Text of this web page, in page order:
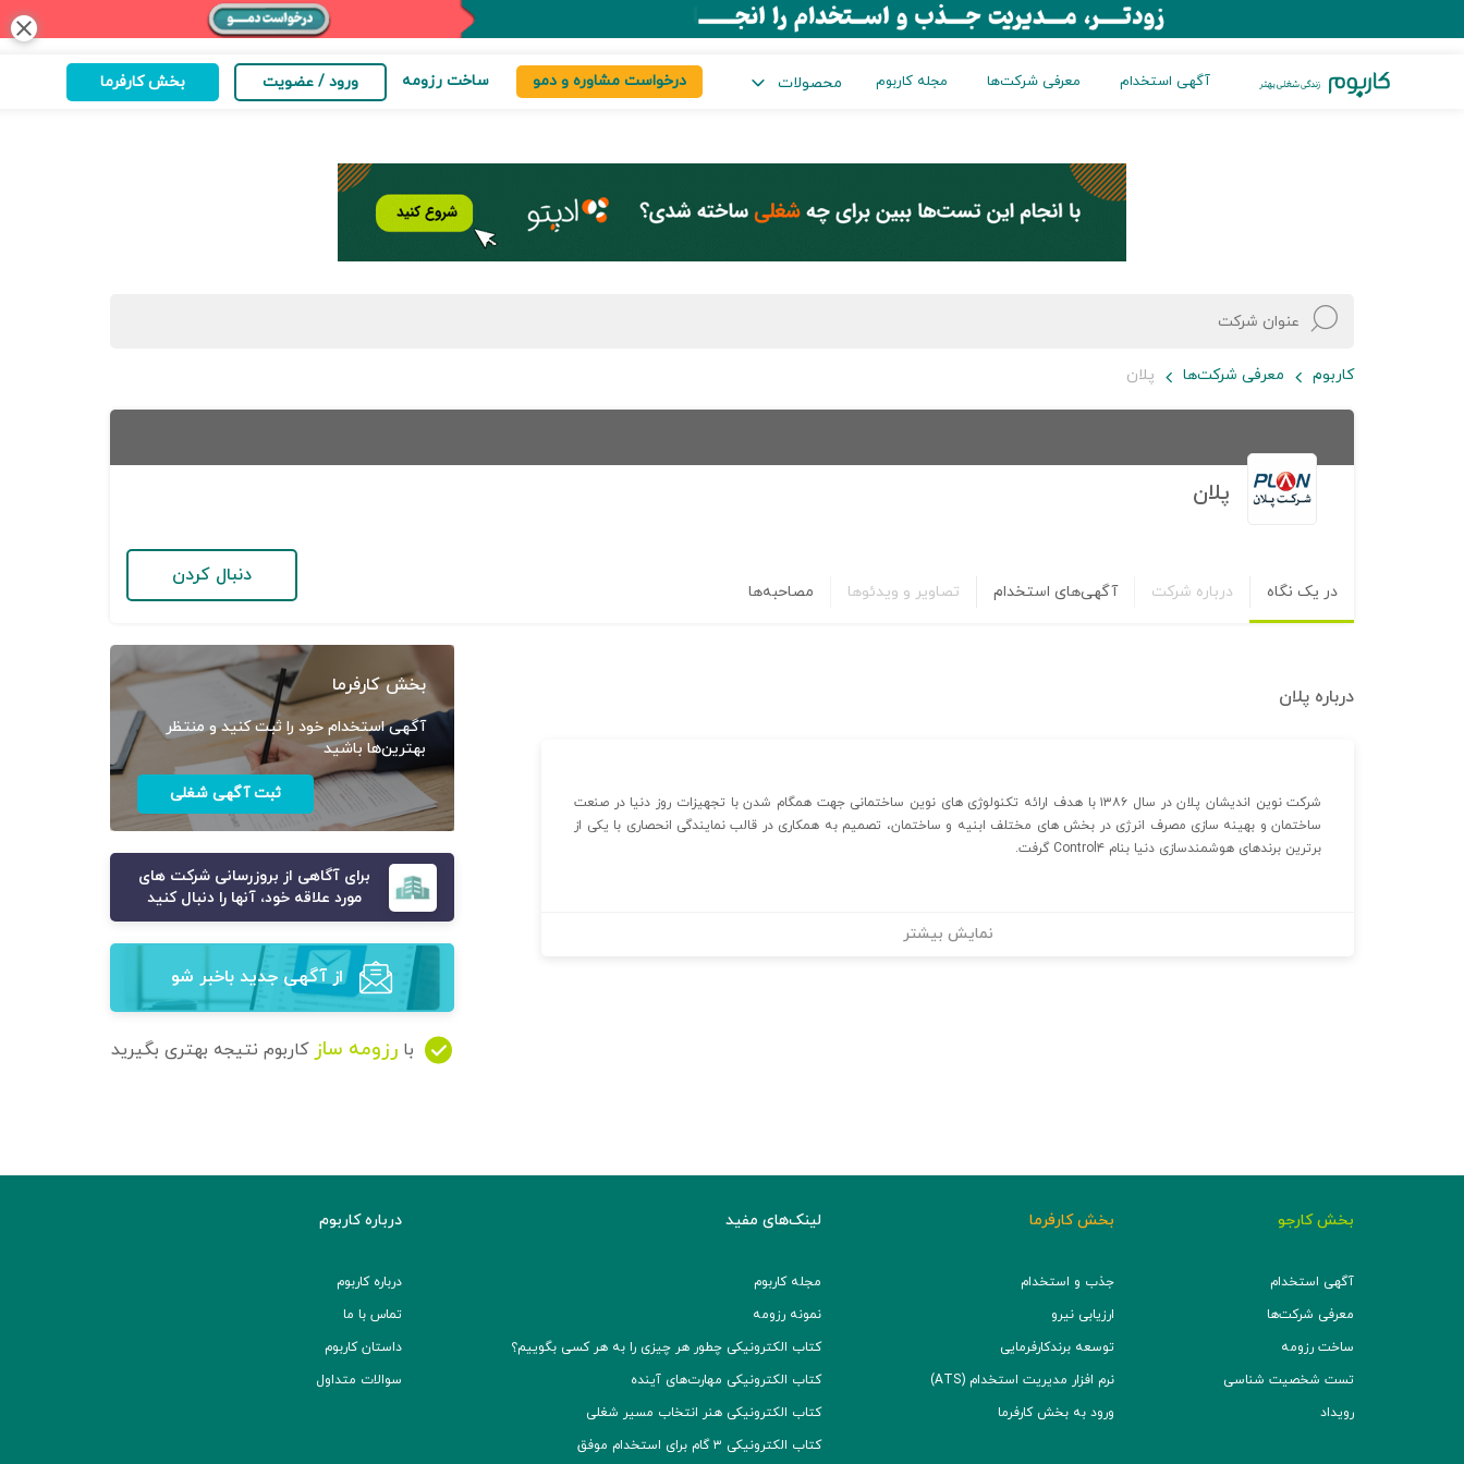
close
آگهی استخدام معرفی شرکت‌ها مجله کاربوم محصولات درخواست مشاوره و دمو ساخت رزومه ورود / عضویت بخش کارفرما
کاربوم معرفی شرکت‌ها پلان
پلان
در یک نگاه درباره شرکت آگهی‌های استخدام تصاویر و ویدئوها مصاحبه‌ها
دنبال کردن
درباره پلان
شرکت نوین اندیشان پلان در سال ۱۳۸۶ با هدف ارائه تکنولوژی های نوین ساختمانی جهت همگام شدن با تجهیزات روز دنیا در صنعت
ساختمان و بهینه سازی مصرف انرژی در بخش های مختلف ابنیه و ساختمان، تصمیم به همکاری در قالب نمایندگی انحصاری با یکی از
برترین برندهای هوشمندسازی دنیا بنام Control۴ گرفت.
نمایش بیشتر
بخش کارفرما
آگهی استخدام خود را ثبت کنید و منتظر
بهترین‌ها باشید
ثبت آگهی شغلی
برای آگاهی از بروزرسانی شرکت های
مورد علاقه خود، آنها را دنبال کنید
از آگهی‌ جدید باخبر شو
با رزومه ساز کاربوم نتیجه بهتری بگیرید
بخش کارجو
آگهی استخدام
معرفی شرکت‌ها
ساخت رزومه
تست شخصیت شناسی
رویداد
بخش کارفرما
جذب و استخدام
ارزیابی نیرو
توسعه برند‌کارفرمایی
نرم افزار مدیریت استخدام (ATS)
ورود به بخش کارفرما
لینک‌های مفید
مجله کاربوم
نمونه رزومه
کتاب الکترونیکی چطور هر چیزی را به هر کسی بگوییم؟
کتاب الکترونیکی مهارت‌های آینده
کتاب الکترونیکی هنر انتخاب مسیر شغلی
کتاب الکترونیکی ۳ گام برای استخدام موفق
درباره کاربوم
درباره کاربوم
تماس با ما
داستان کاربوم
سوالات متداول